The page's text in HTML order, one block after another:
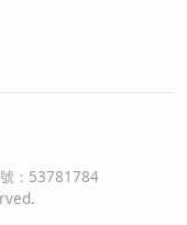
： 53781784